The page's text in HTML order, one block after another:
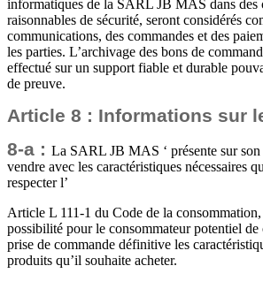
informatiques de la SARL JB MAS dans des
raisonnables de sécurité, seront considérés
communications, des commandes et des
les parties. L’archivage des bons de
effectué sur un support fiable et durable
de preuve.
Article 8 : Informations sur
8-a : La SARL JB MAS ‘ présente sur
vendre avec les caractéristiques nécessaires
respecter l’
Article L 111-1 du Code de la
possibilité pour le consommateur potentiel de
prise de commande définitive les
produits qu’il souhaite acheter.